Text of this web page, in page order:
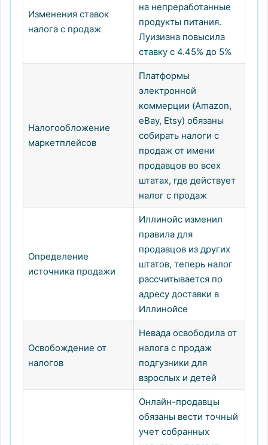
Изменения ставок
налога с продаж
на непреработанные
продукты питания.
Луизиана повысила
ставку с 4.45% до 5%
Налогообложение
маркетплейсов
Платформы
электронной
коммерции (Amazon,
eBay, Etsy) обязаны
собирать налоги с
продаж от имени
продавцов во всех
штатах, где действует
налог с продаж
Определение
источника продажи
Иллинойс изменил
правила для
продавцов из других
штатов, теперь налог
рассчитывается по
адресу доставки в
Иллинойсе
Освобождение от
налогов
Невада освободила от
налога с продаж
подгузники для
взрослых и детей
Онлайн-продавцы
обязаны вести точный
учет собранных